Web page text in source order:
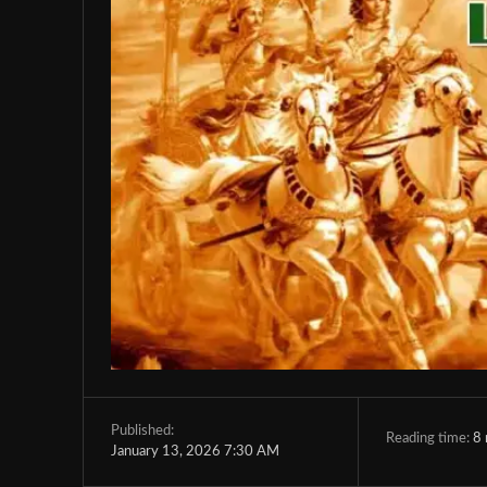
Published:
January 13, 2026 7:30 AM
Reading time: 8